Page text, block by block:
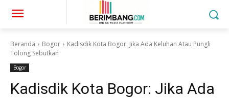
Beranda Bogor
Kadisdik Kota Bogor: Jika Ada Keluhan Atau Pungli
Tolong Sebutkan
Bogor
Kadisdik Kota Bogor: Jika Ada